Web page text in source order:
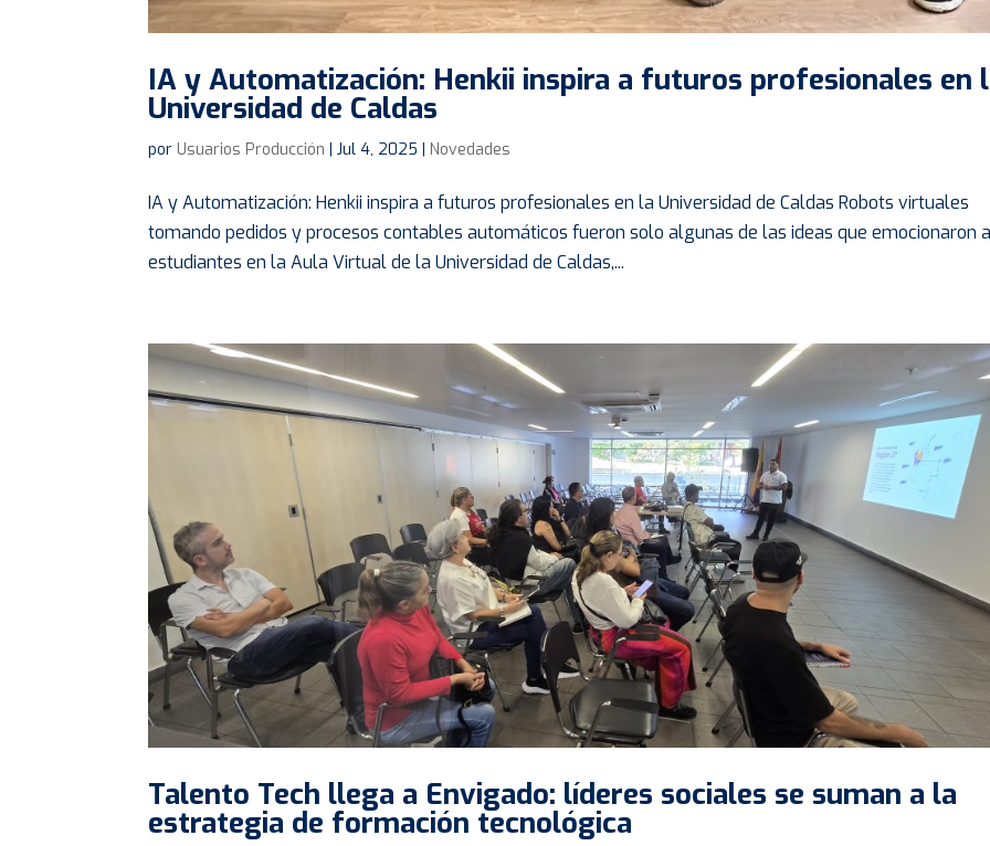
IA y Automatización: Henkii inspira a futuros profesionales en
Universidad de Caldas
por Usuarios Producción |Jul 4, 2025 Novedades
IA y Automatización: Henkii inspira a futuros profesionales en la Universidad de Caldas Robots virtuales
tomando pedidos y procesos contables automáticos fueron solo algunas de las ideas que emocionaron
estudiantes en la Aula Virtual de la Universidad de Caldas,...
Talento Tech llega a Envigado: líderes sociales se suman a la
estrategia de formación tecnológica